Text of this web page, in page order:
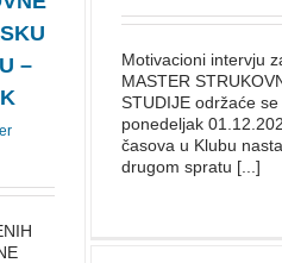
Motivacioni intervju
MASTER
STUDIJE održaće se
ponedeljak
časova u Klubu
drugom spratu [...]
–